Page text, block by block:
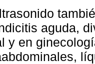
aguda,
y en